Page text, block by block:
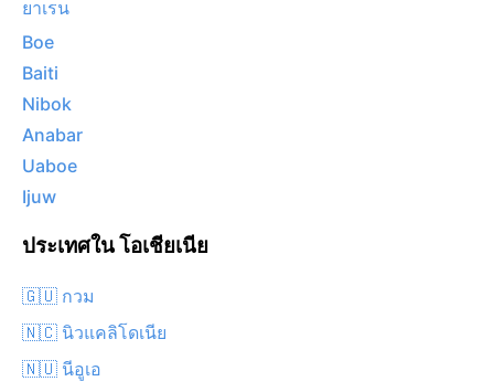
ยาเรน
Boe
Baiti
Nibok
Anabar
Uaboe
Ijuw
ประเทศใน โอเชียเนีย
🇬🇺 กวม
🇳🇨 นิวแคลิโดเนีย
🇳🇺 นีอูเอ